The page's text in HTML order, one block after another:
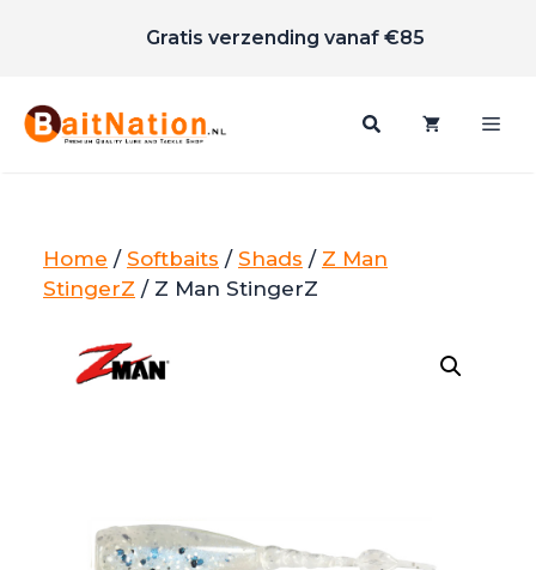
inhoud
Gratis verzending vanaf €85
Home / Softbaits / Shads / Z Man
StingerZ / Z Man StingerZ